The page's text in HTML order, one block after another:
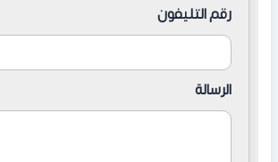
رقم التليفون
الرسالة